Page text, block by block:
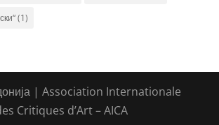
(1)
| Association Internationale
Critiques d’Art – AICA